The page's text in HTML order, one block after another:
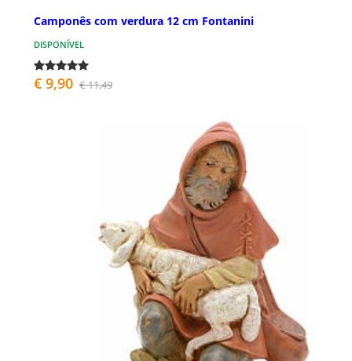
Camponês com verdura 12 cm Fontanini
DISPONÍVEL
€ 9,90 € 11,49